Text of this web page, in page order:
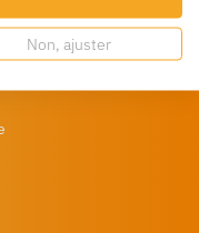
Non, ajuster